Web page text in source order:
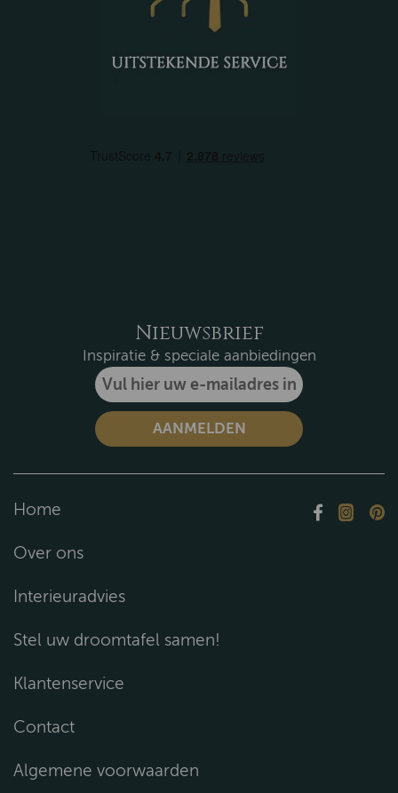
Nieuwsbrief
Inspiratie & speciale aanbiedingen
Home
Over ons
Interieuradvies
Stel uw droomtafel samen!
Klantenservice
Contact
Algemene voorwaarden